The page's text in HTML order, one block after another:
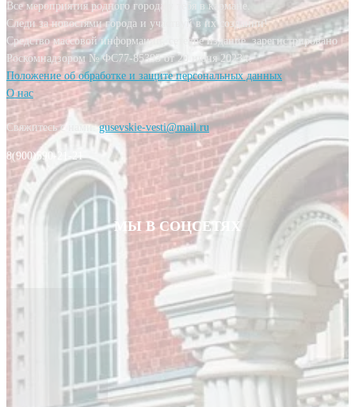
Все мероприятия родного города у тебя в кармане.
Следи за новостями города и участвуй в их создании!
Средство массовой информации, сетевое издание, зарегистрировано
Роскомнадзором № ФС77-85393 от 20 июня 2023 г.
Положение об обработке и защите персональных данных
О нас
Свяжитесь с нами:gusevskie-vesti@mail.ru
8(900)590-21-21
МЫ В СОЦСЕТЯХ